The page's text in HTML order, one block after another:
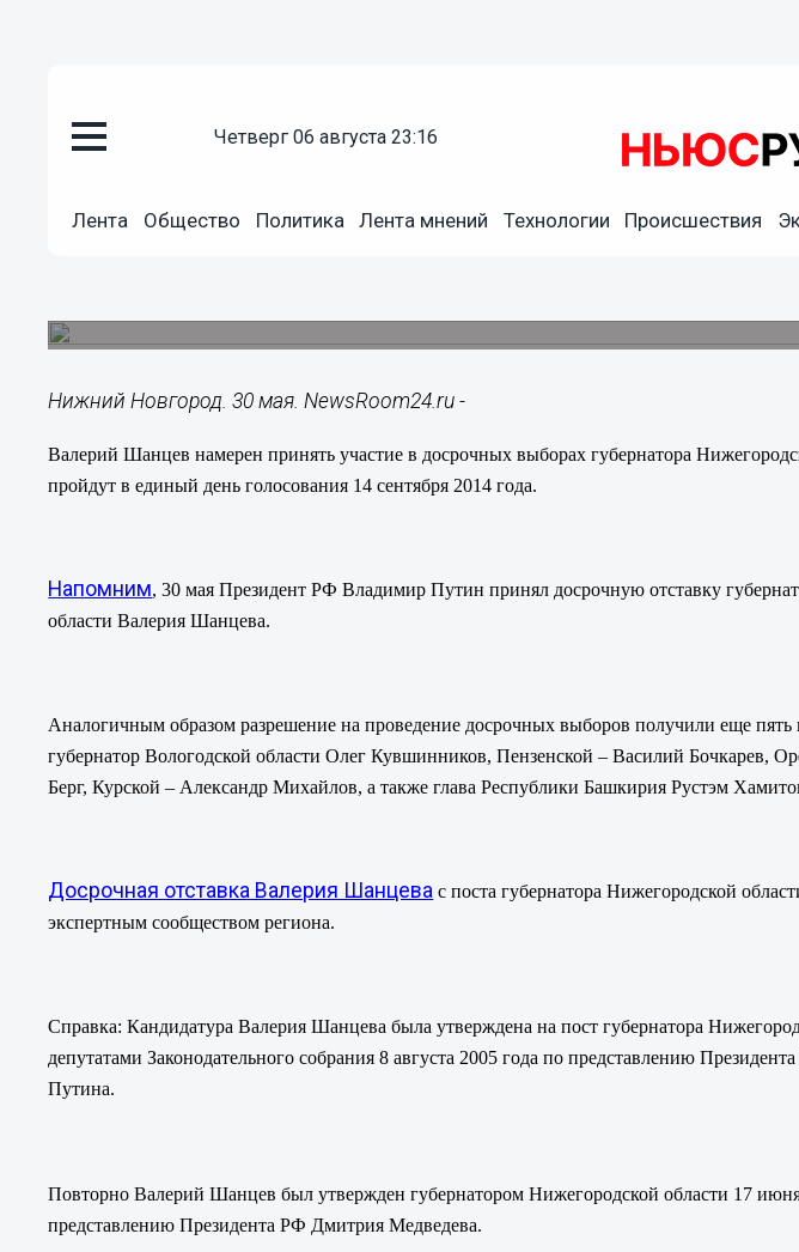
четверг 06 августа 23:16
Лента Общество Политика Лента мнений Технологии Происшествия
Валерий Шанцев примет участие в досрочных
Нижний Новгород. 30 мая. NewsRoom24.ru -
Валерий Шанцев намерен принять участие в досрочных выборах губернатора
пройдут в единый день голосования 14 сентября 2014 года.
Напомним, 30 мая Президент РФ Владимир Путин принял досрочную отставку
области Валерия Шанцева.
Аналогичным образом разрешение на проведение досрочных выборов получили еще пять
губернатор Вологодской области Олег Кувшинников, Пензенской – Василий Бочкарев,
Берг, Курской – Александр Михайлов, а также глава Республики Башкирия Рустэм
Досрочная отставка Валерия Шанцева с поста губернатора Нижегородской
экспертным сообществом региона.
Справка:Кандидатура Валерия Шанцева была утверждена на пост губернатора
депутатами Законодательного собрания 8 августа 2005 года по представлению
Путина.
Повторно Валерий Шанцев был утвержден губернатором Нижегородской области 17
представлению Президента РФ Дмитрия Медведева.